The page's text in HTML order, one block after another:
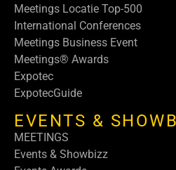
Meetings Locatie Top-500
International Conferences
Meetings Business Event
Meetings® Awards
Expotec
ExpotecGuide
EVENTS &
MEETINGS
Events & Showbizz